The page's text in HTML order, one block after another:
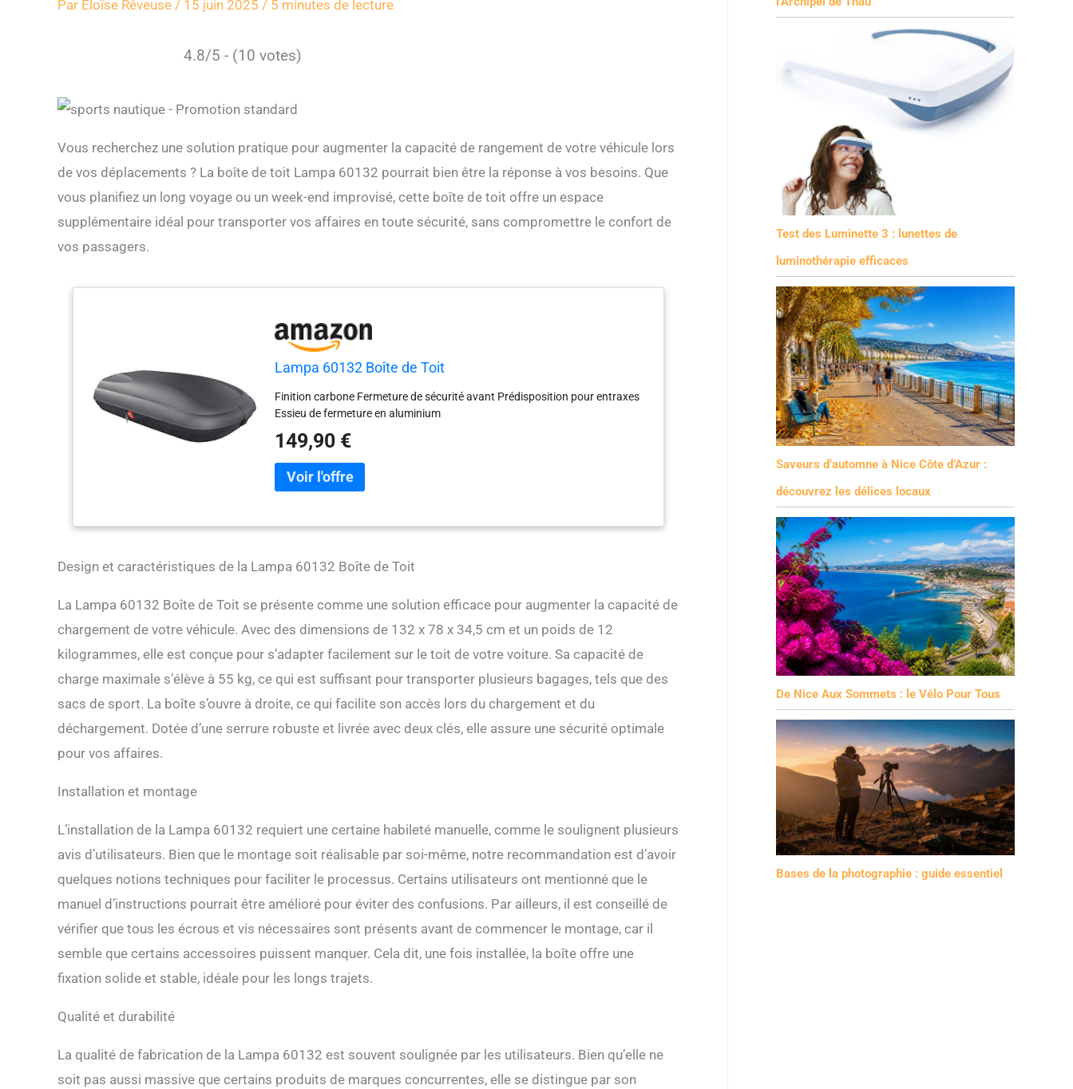
Par Eloïse Rêveuse / 15 juin 2025 / 5 minutes de lecture
4.8/5 - (10 votes)
Vous recherchez une solution pratique pour augmenter la capacité de rangement de votre véhicule lors
de vos déplacements ? La boîte de toit Lampa 60132 pourrait bien être la réponse à vos besoins. Que
vous planifiez un long voyage ou un week-end improvisé, cette boîte de toit offre un espace
supplémentaire idéal pour transporter vos affaires en toute sécurité, sans compromettre le confort de
vos passagers.
Lampa 60132 Boîte de Toit
Finition carbone Fermeture de sécurité avant Prédisposition pour entraxes
Essieu de fermeture en aluminium
149,90 €
Design et caractéristiques de la Lampa 60132 Boîte de Toit
La Lampa 60132 Boîte de Toit se présente comme une solution efficace pour augmenter la capacité de
chargement de votre véhicule. Avec des dimensions de 132 x 78 x 34,5 cm et un poids de 12
kilogrammes, elle est conçue pour s’adapter facilement sur le toit de votre voiture. Sa capacité de
charge maximale s’élève à 55 kg, ce qui est suffisant pour transporter plusieurs bagages, tels que des
sacs de sport. La boîte s’ouvre à droite, ce qui facilite son accès lors du chargement et du
déchargement. Dotée d’une serrure robuste et livrée avec deux clés, elle assure une sécurité optimale
pour vos affaires.
Installation et montage
L’installation de la Lampa 60132 requiert une certaine habileté manuelle, comme le soulignent plusieurs
avis d’utilisateurs. Bien que le montage soit réalisable par soi-même, notre recommandation est d’avoir
quelques notions techniques pour faciliter le processus. Certains utilisateurs ont mentionné que le
manuel d’instructions pourrait être amélioré pour éviter des confusions. Par ailleurs, il est conseillé de
vérifier que tous les écrous et vis nécessaires sont présents avant de commencer le montage, car il
semble que certains accessoires puissent manquer. Cela dit, une fois installée, la boîte offre une
fixation solide et stable, idéale pour les longs trajets.
Qualité et durabilité
La qualité de fabrication de la Lampa 60132 est souvent soulignée par les utilisateurs. Bien qu’elle ne
soit pas aussi massive que certains produits de marques concurrentes, elle se distingue par son
Test des Luminette 3 : lunettes de
luminothérapie efficaces
Saveurs d’automne à Nice Côte d’Azur :
découvrez les délices locaux
De Nice Aux Sommets : le Vélo Pour Tous
Bases de la photographie : guide essentiel